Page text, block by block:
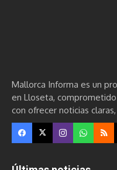
Mallorca Informa es un
en Lloseta,
con ofrecer noticias